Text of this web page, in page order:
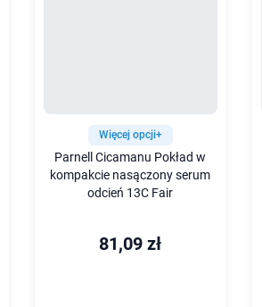
Więcej opcji+
Parnell Cicamanu Pokład w
kompakcie nasączony serum
odcień 13C Fair
81,09 zł